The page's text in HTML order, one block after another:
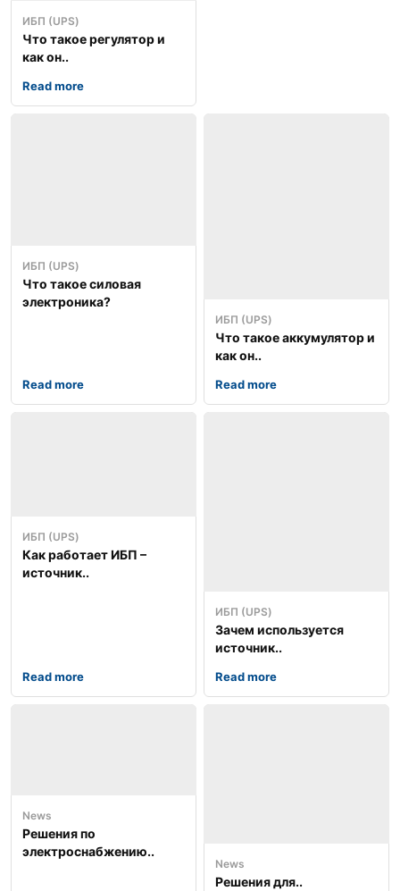
ИБП (UPS)
Что такое регулятор и
как он..
Read more
ИБП (UPS)
Что такое силовая
электроника?
Read more
ИБП (UPS)
Что такое аккумулятор и
как он..
Read more
ИБП (UPS)
Как работает ИБП –
источник..
Read more
ИБП (UPS)
Зачем используется
источник..
Read more
News
Решения по
электроснабжению..
News
Решения для..